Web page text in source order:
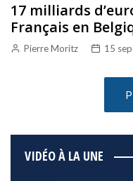
17 milliards
Français en
Pierre Moritz 15
VIDÉO À LA UNE